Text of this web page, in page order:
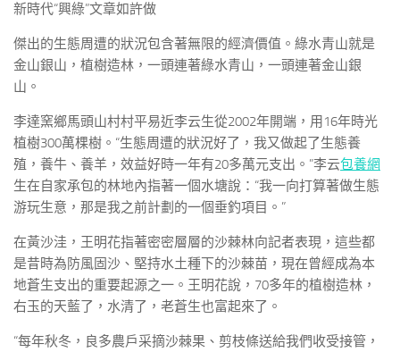
新時代“興綠”文章如許做
傑出的生態周遭的狀況包含著無限的經濟價值。綠水青山就是
金山銀山，植樹造林，一頭連著綠水青山，一頭連著金山銀
山。
李達窯鄉馬頭山村村平易近李云生從2002年開端，用16年時光
植樹300萬棵樹。“生態周遭的狀況好了，我又做起了生態養
殖，養牛、養羊，效益好時一年有20多萬元支出。”李云包養網
生在自家承包的林地內指著一個水塘說：“我一向打算著做生態
游玩生意，那是我之前計劃的一個垂釣項目。”
在黃沙洼，王明花指著密密層層的沙棘林向記者表現，這些都
是昔時為防風固沙、堅持水土種下的沙棘苗，現在曾經成為本
地蒼生支出的重要起源之一。王明花說，70多年的植樹造林，
右玉的天藍了，水清了，老蒼生也富起來了。
“每年秋冬，良多農戶采摘沙棘果、剪枝條送給我們收受接管，